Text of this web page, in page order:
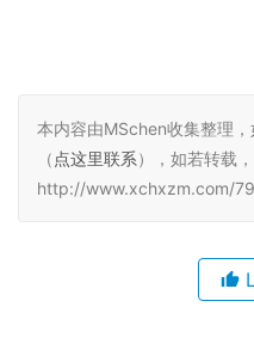
本内容由MSchen收集整理
（ 点这里联系），如若转载
http://www.xchxzm.com/